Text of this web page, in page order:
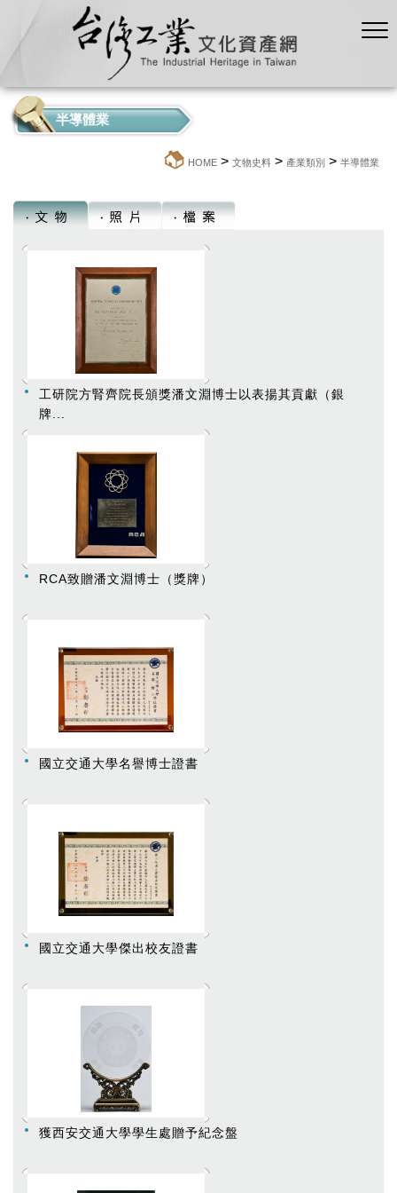
半導體業
HOME > 文物史料 > 產業類別 > 半導體業
工研院方腎齊院長頒獎潘文淵博士以表揚其貢獻（銀
牌...
RCA致贈潘文淵博士（獎牌）
國立交通大學名譽博士證書
國立交通大學傑出校友證書
獲西安交通大學學生處贈予紀念盤